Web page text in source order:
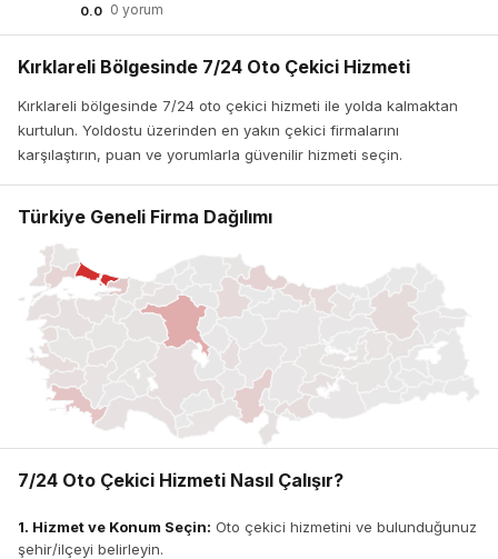
0.0 0 yorum
Kırklareli Bölgesinde 7/24 Oto Çekici Hizmeti
Kırklareli bölgesinde 7/24 oto çekici hizmeti ile yolda kalmaktan
kurtulun. Yoldostu üzerinden en yakın çekici firmalarını
karşılaştırın, puan ve yorumlarla güvenilir hizmeti seçin.
Türkiye Geneli Firma Dağılımı
7/24 Oto Çekici Hizmeti Nasıl Çalışır?
1. Hizmet ve Konum Seçin: Oto çekici hizmetini ve bulunduğunuz
şehir/ilçeyi belirleyin.